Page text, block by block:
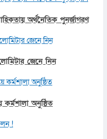
অর্থনৈতিক পুনর্জাগরণ
জেনে নিন
কর্মশালা অনুষ্ঠিত